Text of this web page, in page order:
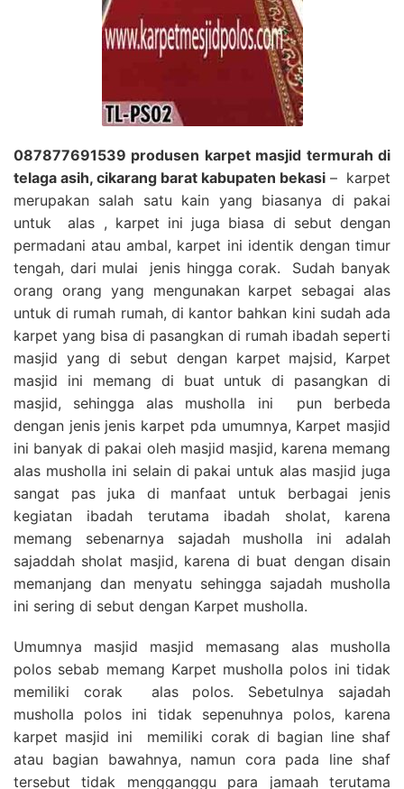
087877691539 produsen karpet masjid termurah di
telaga asih, cikarang barat kabupaten bekasi – karpet
merupakan salah satu kain yang biasanya di pakai
untuk alas , karpet ini juga biasa di sebut dengan
permadani atau ambal, karpet ini identik dengan timur
tengah, dari mulai jenis hingga corak. Sudah banyak
orang orang yang mengunakan karpet sebagai alas
untuk di rumah rumah, di kantor bahkan kini sudah ada
karpet yang bisa di pasangkan di rumah ibadah seperti
masjid yang di sebut dengan karpet majsid, Karpet
masjid ini memang di buat untuk di pasangkan di
masjid, sehingga alas musholla ini pun berbeda
dengan jenis jenis karpet pda umumnya, Karpet masjid
ini banyak di pakai oleh masjid masjid, karena memang
alas musholla ini selain di pakai untuk alas masjid juga
sangat pas juka di manfaat untuk berbagai jenis
kegiatan ibadah terutama ibadah sholat, karena
memang sebenarnya sajadah musholla ini adalah
sajaddah sholat masjid, karena di buat dengan disain
memanjang dan menyatu sehingga sajadah musholla
ini sering di sebut dengan Karpet musholla.
Umumnya masjid masjid memasang alas musholla
polos sebab memang Karpet musholla polos ini tidak
memiliki corak alas polos. Sebetulnya sajadah
musholla polos ini tidak sepenuhnya polos, karena
karpet masjid ini memiliki corak di bagian line shaf
atau bagian bawahnya, namun cora pada line shaf
tersebut tidak mengganggu para jamaah terutama